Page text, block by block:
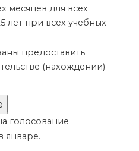
месяцев для всех
лет при всех учебных
предоставить
(нахождении)
голосование
январе.